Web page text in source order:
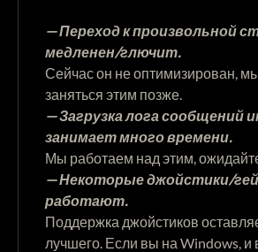
— Переход к произвольной
медленен/глючит.
Сейчас он не оптимизирован,
заняться этим позже.
— Загрузка лога сообщений
занимает много времени.
Мы работаем над этим,
— Некоторые джойстики/
работают.
Поддержка джойстиков
лучшего. Если вы на Windows, и